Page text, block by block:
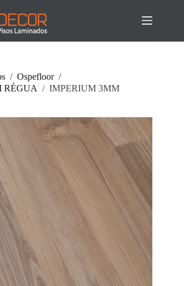
/ Ospefloor /
RÉGUA / IMPERIUM 3MM